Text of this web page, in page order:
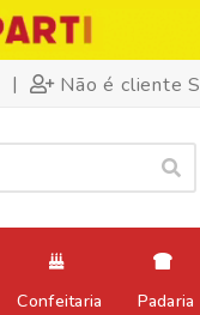
| Não é cliente
Confeitaria Padaria